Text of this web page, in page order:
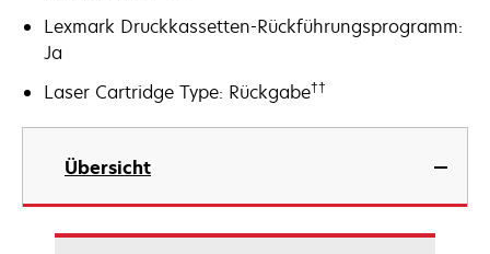
Lexmark Druckkassetten-Rückführungsprogramm:
Ja
Laser Cartridge Type: Rückgabe††
Übersicht